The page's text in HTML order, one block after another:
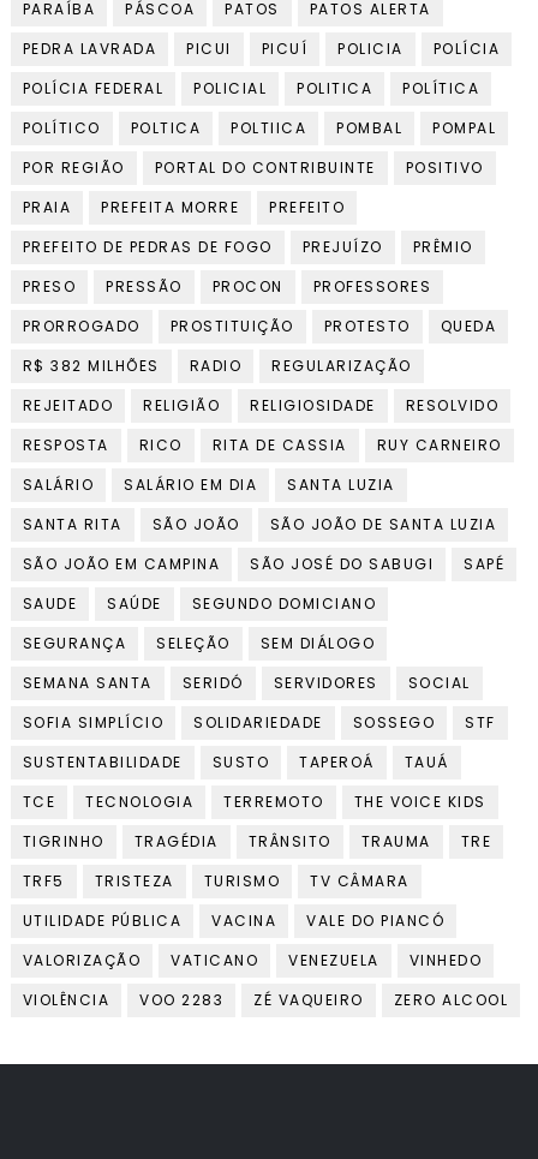
PARAÍBA
PÁSCOA PATOS
PATOS ALERTA
PEDRA LAVRADA
PICUI PICUÍ POLICIA
POLÍCIA
POLÍCIA FEDERAL
POLICIAL POLITICA
POLÍTICA
POLÍTICO
POLTICA POLTIICA POMBAL
POMPAL
POR REGIÃO
PORTAL DO CONTRIBUINTE
POSITIVO
PRAIA
PREFEITA MORRE
PREFEITO
PREFEITO DE PEDRAS DE FOGO
PREJUÍZO
PRÊMIO
PRESO
PRESSÃO PROCON
PROFESSORES
PRORROGADO
PROSTITUIÇÃO PROTESTO
QUEDA
R$ 382 MILHÕES
RADIO
REGULARIZAÇÃO
REJEITADO
RELIGIÃO RELIGIOSIDADE
RESOLVIDO
RESPOSTA
RICO RITA DE CASSIA
RUY CARNEIRO
SALÁRIO
SALÁRIO EM DIA
SANTA LUZIA
SANTA RITA
SÃO JOÃO
SÃO JOÃO DE SANTA LUZIA
SÃO JOÃO EM CAMPINA
SÃO JOSÉ DO SABUGI
SAPÉ
SAUDE
SAÚDE
SEGUNDO DOMICIANO
SEGURANÇA
SELEÇÃO
SEM DIÁLOGO
SEMANA SANTA
SERIDÓ SERVIDORES
SOCIAL
SOFIA SIMPLÍCIO
SOLIDARIEDADE SOSSEGO
STF
SUSTENTABILIDADE
SUSTO TAPEROÁ
TAUÁ
TCE
TECNOLOGIA TERREMOTO
THE VOICE KIDS
TIGRINHO
TRAGÉDIA TRÂNSITO TRAUMA
TRE
TRF5
TRISTEZA TURISMO
TV CÂMARA
UTILIDADE PÚBLICA
VACINA
VALE DO PIANCÓ
VALORIZAÇÃO
VATICANO VENEZUELA
VINHEDO
VIOLÊNCIA
VOO 2283 ZÉ VAQUEIRO ZERO ALCOOL